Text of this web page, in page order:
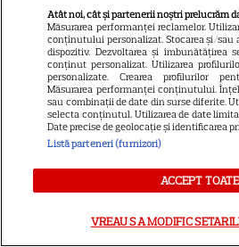
16
noile
Banks” și
14
VEDETE
Sean
vândă
salariului
primit de
Atât noi, cât și partenerii noștri prelucrăm
Măsurarea performanței reclamelor.
conținutului personalizat. Stocarea și/sau
dispozitiv. Dezvoltarea și îmbunătățirea
conținut personalizat. Utilizarea
personalizate. Crearea profilurilor
Măsurarea performanței conținutului.
sau combinații de date din surse diferite.
selecta conținutul. Utilizarea de date
Date precise de geolocație și identificarea
Listă parteneri (furnizori)
ACCEPT TOATE
VREAU SA MODIFIC